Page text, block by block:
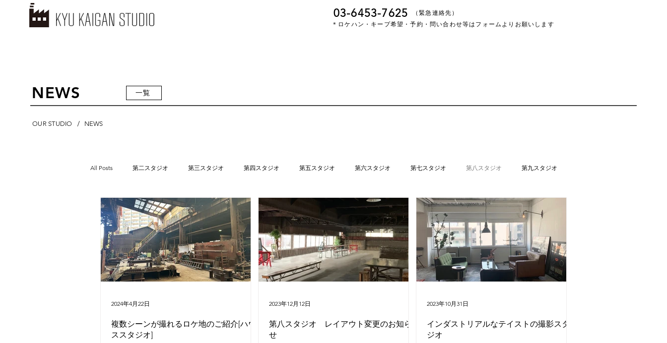
03-6453-7625
＊ロケハン・キープ希望・予約・問い合わせ等はフォームよりお願いします
​（緊急連絡先）
NEWS 一覧
OUR STUDIO / NEWS
All Posts 第二スタジオ 第三スタジオ 第四スタジオ 第五スタジオ 第六スタジオ 第七スタジオ 第八スタジオ 第九スタジオ
第十スタジオ 第十一スタジオ 第十二スタジオ 第十三スタジオ 第十四スタジオ 第十五スタジオ 第十七スタジオ
第十八スタジオ 旧海岸外ロケ1 お知らせ Vintage Furniture Studio Vintage Bookstore Studio 第十六スタジオ M1スタジオ
複数シーンが撮れるロケ地のご紹介[ハウ
ススタジオ]
2024年4月22日
第八スタジオ レイアウト変更のお知ら
せ
2023年12月12日
インダストリアルなテイストの撮影スタ
ジオ
2023年10月31日